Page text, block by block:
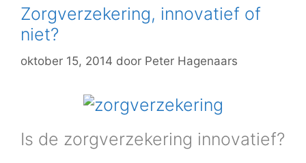
Zorgverzekering, innovatief of
niet?
oktober 15, 2014 door Peter Hagenaars
Is de zorgverzekering innovatief?